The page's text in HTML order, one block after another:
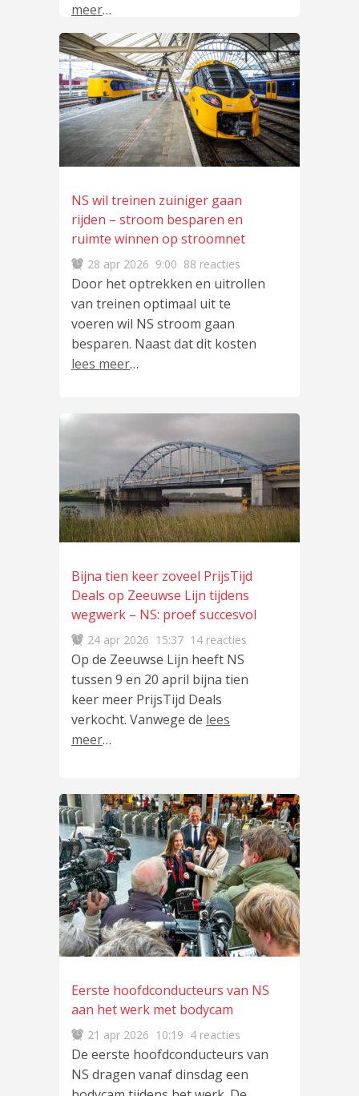
meer…
NS wil treinen zuiniger gaan
rijden – stroom besparen en
ruimte winnen op stroomnet
28 apr 2026 9:00 88 reacties
Door het optrekken en uitrollen
van treinen optimaal uit te
voeren wil NS stroom gaan
besparen. Naast dat dit kosten
lees meer…
Bijna tien keer zoveel PrijsTijd
Deals op Zeeuwse Lijn tijdens
wegwerk – NS: proef succesvol
24 apr 2026 15:37 14 reacties
Op de Zeeuwse Lijn heeft NS
tussen 9 en 20 april bijna tien
keer meer PrijsTijd Deals
verkocht. Vanwege de lees
meer…
Eerste hoofdconducteurs van NS
aan het werk met bodycam
21 apr 2026 10:19 4 reacties
De eerste hoofdconducteurs van
NS dragen vanaf dinsdag een